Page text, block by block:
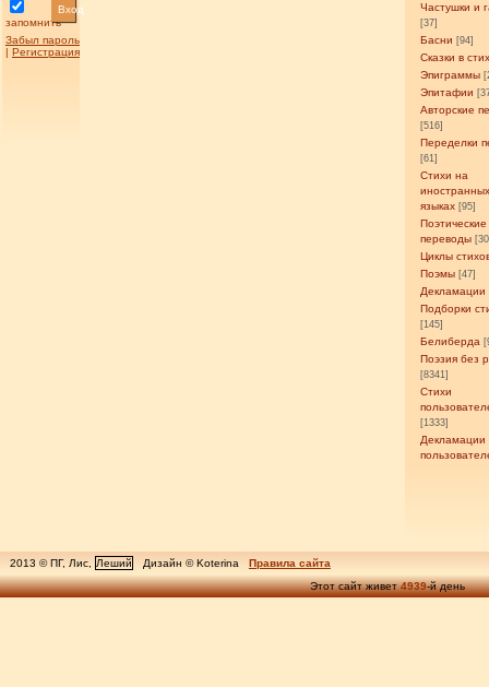
запомнить
Вход
Забыл пароль
| Регистрация
Частушки и
[37]
Басни [94]
Сказки в
Эпиграммы
Эпитафии
Авторские
[516]
Переделки
[61]
Стихи на
языках [95]
Поэтические
переводы
Циклы
Поэмы [47]
Декламации
Подборки
[145]
Белиберда
Поэзия без
[8341]
Стихи
[1333]
Декламации
2013 © ПГ, Лис, Леший Дизайн © Koterina
Правила сайта
Этот сайт живет4939-й день